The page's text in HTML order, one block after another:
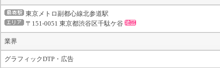
東京メトロ副都心線北参道駅
〒151-0051 東京都渋谷区千駄ケ谷
業界
グラフィックDTP・広告